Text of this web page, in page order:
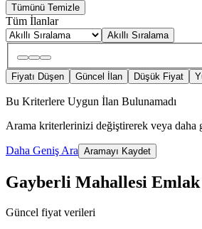
Tümünü Temizle
Tüm İlanlar
Akıllı Sıralama
Fiyatı Düşen Güncel İlan Düşük Fiyat
Bu Kriterlere Uygun İlan Bulunamadı
Arama kriterlerinizi değiştirerek veya daha
Daha Geniş Ara Aramayı Kaydet
Gayberli Mahallesi Emlak
Güncel fiyat verileri